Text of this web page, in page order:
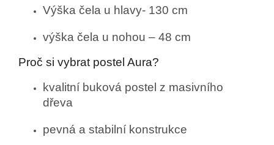
Výška čela u hlavy- 130 cm
výška čela u nohou – 48 cm
Proč si vybrat postel Aura?
kvalitní buková postel z masivního
dřeva
pevná a stabilní konstrukce